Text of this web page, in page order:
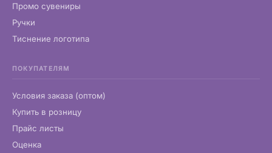
Промо сувениры
Ручки
Тиснение логотипа
ПОКУПАТЕЛЯМ
Условия заказа (оптом)
Купить в розницу
Прайс листы
Оценка